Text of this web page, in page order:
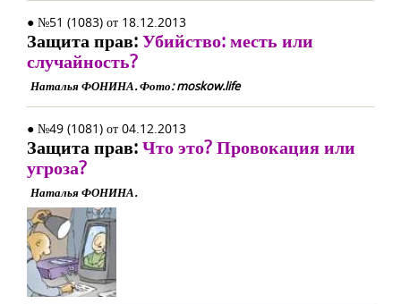
● №51 (1083) от 18.12.2013
Защита прав:Убийство: месть или
случайность?
Наталья ФОНИНА. Фото: moskow.life
● №49 (1081) от 04.12.2013
Защита прав:Что это? Провокация или
угроза?
Наталья ФОНИНА.